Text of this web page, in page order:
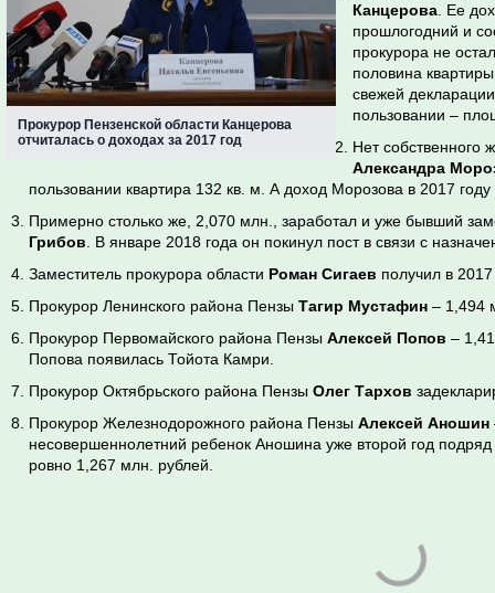
Прокурор Пензенской области Канцерова
отчиталась о доходах за 2017 год
Канцерова . Ее
прошлогодний и
прокурора не
половина
свежей
пользовании –
Нет собственного
Александра
пользовании квартира 132 кв. м. А доход Морозова в 2017
Примерно столько же, 2,070 млн., заработал и уже бывший
Грибов . В январе 2018 года он покинул пост в связи с
Заместитель прокурора области Роман Сигаев получил в
Прокурор Ленинского района Пензы Тагир Мустафин – 1,494
Прокурор Первомайского района Пензы Алексей Попов –
Попова появилась Тойота Камри.
Прокурор Октябрьского района Пензы Олег Тархов
Прокурор Железнодорожного района Пензы Алексей Аношин
несовершеннолетний ребенок Аношина уже второй год подряд
ровно 1,267 млн. рублей.